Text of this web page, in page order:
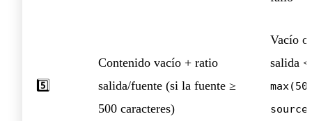
5️⃣
Contenido vacío + ratio
salida/fuente (si la fuente ≥
500 caracteres)
Vacío o
salida <